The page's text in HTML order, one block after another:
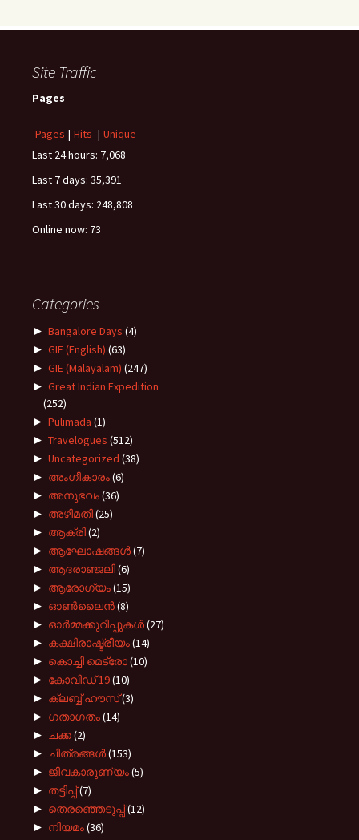
Site Traffic
Pages
Pages | Hits | Unique
Last 24 hours: 7,068
Last 7 days: 35,391
Last 30 days: 248,808
Online now: 73
Categories
► Bangalore Days (4)
► GIE (English) (63)
► GIE (Malayalam) (247)
► Great Indian Expedition
(252)
► Pulimada (1)
► Travelogues (512)
► Uncategorized (38)
► അംഗീകാരം(6)
► അനുഭവം(36)
► അഴിമതി(25)
► ആക്രി(2)
► ആഘോഷങ്ങൾ(7)
► ആദരാഞ്ജലി(6)
► ആരോഗ്യം(15)
► ഓൺലൈൻ(8)
► ഓർമ്മക്കുറിപ്പുകൾ(27)
► കക്ഷിരാഷ്ട്രീയം(14)
► കൊച്ചി മെട്രോ(10)
► കോവിഡ് 19(10)
► ക്ലബ്ബ് ഹൗസ്(3)
► ഗതാഗതം(14)
► ചക്ക(2)
► ചിത്രങ്ങൾ(153)
► ജീവകാരുണ്യം(5)
► തട്ടിപ്പ്(7)
► തെരഞ്ഞെടുപ്പ്(12)
► നിയമം(36)